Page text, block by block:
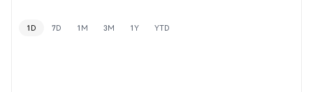
1D 7D 1M 3M 1Y YTD